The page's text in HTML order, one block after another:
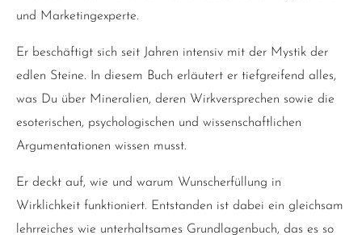
und Marketingexperte.
Er beschäftigt sich seit Jahren intensiv mit der Mystik der
edlen Steine. In diesem Buch erläutert er tiefgreifend alles,
was Du über Mineralien, deren Wirkversprechen sowie die
esoterischen, psychologischen und wissenschaftlichen
Argumentationen wissen musst.
Er deckt auf, wie und warum Wunscherfüllung in
Wirklichkeit funktioniert. Entstanden ist dabei ein gleichsam
lehrreiches wie unterhaltsames Grundlagenbuch, das es so